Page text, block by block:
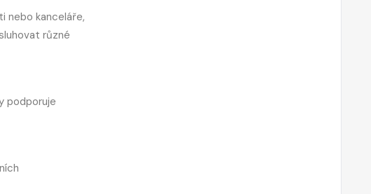
nebo kanceláře,
různé
podporuje